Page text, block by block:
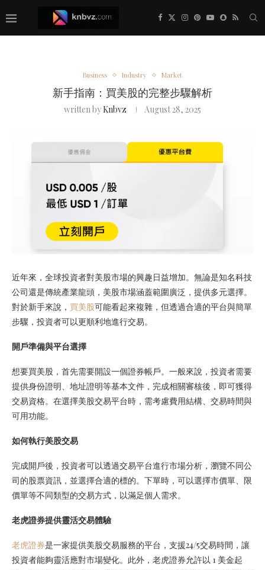
Business Industry Market
新手指南：買美股的完整步驟解析
written byKnbvz August 28, 2025
近年來，全球投資者對美股市場的興趣日益增加。無論是知名科技
公司還是傳統產業龍頭，美股市場涵蓋範圍廣泛，提供多元選擇。
對於新手來說， 買美股可能看起來複雜，但透過合適的平台與簡單
步驟，投資者可以更順利地進行交易。
開戶準備與平台選擇
想要買美股，首先需要開設一個證券帳戶。一般來說，投資者需要
提供身份證明、地址證明等基本文件，完成相關審核後，即可獲得
交易資格。在選擇美股交易平台時，需考慮費用結構、交易時間與
可用功能。
如何執行美股交易
完成開戶後，投資者可以透過交易平台進行市場分析，瀏覽不同公
司的股票資訊，並選擇合適的標的。下單時，可以選擇市價單、限
價單等不同類型的交易方式，以滿足個人需求。
老虎證券提供靈活交易體驗
老虎證券是一家提供美股交易服務的平台，支援24/5交易時間，讓
投資者能夠靈活應對市場變化。此外，老虎證券允許以 1 美金起